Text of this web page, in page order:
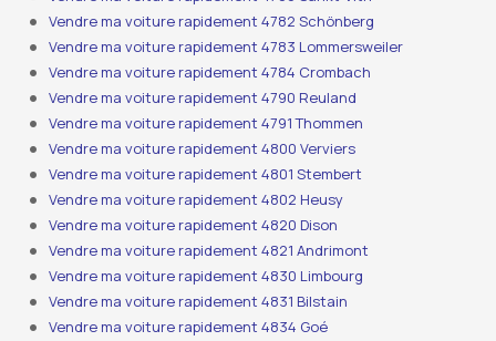
Vendre ma voiture rapidement 4782 Schönberg
Vendre ma voiture rapidement 4783 Lommersweiler
Vendre ma voiture rapidement 4784 Crombach
Vendre ma voiture rapidement 4790 Reuland
Vendre ma voiture rapidement 4791 Thommen
Vendre ma voiture rapidement 4800 Verviers
Vendre ma voiture rapidement 4801 Stembert
Vendre ma voiture rapidement 4802 Heusy
Vendre ma voiture rapidement 4820 Dison
Vendre ma voiture rapidement 4821 Andrimont
Vendre ma voiture rapidement 4830 Limbourg
Vendre ma voiture rapidement 4831 Bilstain
Vendre ma voiture rapidement 4834 Goé